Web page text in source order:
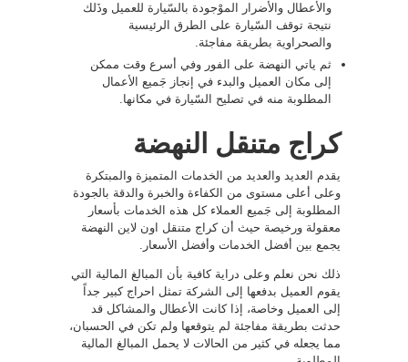
والأعطال والأضرار الموْجودة بالسّيارة للعميل وذَلك
نتيجة توقف السّيارة على الطرق الرئيسية
والصحراوية بطريقة مفاجئة.
ثم ياتي النهضة على الفور وفي أسرع وقت ممكن
إلى مكان العميل والبدء في إنجاز جَميع الأعمال
المطلوبة منه في تصليح السّيارة في مكانها.
كراج متنقل النهضة
يقدم العديد والعديد من الخدمات المتميزة والمبتكرة
وعلى أعلى مستوى من الكفاءة والخبرة والدقة بالجودة
المطلوبة إلى جَميع العملاء كل هذه الخدمات بأسعار
معقولة ورخيصة حيث أن كراج متنقل اون لاين النهضة
يجمع بين أفضل الخدمات وأفضل الأسعار.
ذلك نحن نعلم وعلى دراية كافية بأن المبالغ المالية التي
يقوم العميل بدفعها إلى الشركة تمثل احراج كبير جداً
إلى العميل وخاصة، إذا كانت الأعطال والمشاكل قد
حدثت بطريقة مفاجئة لم يتوقعها ولم تكن في الحسبان،
مما يجعله في كثير من الحالات لا يحمل المبالغ المالية